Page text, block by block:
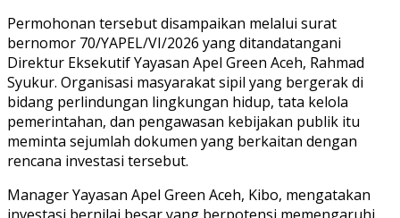
Permohonan tersebut disampaikan melalui surat
bernomor 70/YAPEL/VI/2026 yang ditandatangani
Direktur Eksekutif Yayasan Apel Green Aceh, Rahmad
Syukur. Organisasi masyarakat sipil yang bergerak di
bidang perlindungan lingkungan hidup, tata kelola
pemerintahan, dan pengawasan kebijakan publik itu
meminta sejumlah dokumen yang berkaitan dengan
rencana investasi tersebut.
Manager Yayasan Apel Green Aceh, Kibo, mengatakan